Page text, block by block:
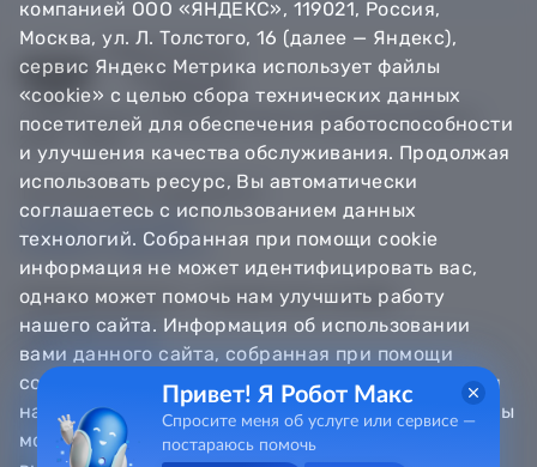
© Департамент информатизации Тюменской области,
Техническая поддержка
Сообщить об ошибке
Направить обращение
Информационно - справочная служба
8 800 100-12-90
8 3452 56-63-30
компанией ООО «ЯНДЕКС», 119021, Россия,
Москва, ул. Л. Толстого, 16 (далее — Яндекс),
сервис Яндекс Метрика использует файлы
«cookie» с целью сбора технических данных
посетителей для обеспечения работоспособности
и улучшения качества обслуживания. Продолжая
использовать ресурс, Вы автоматически
соглашаетесь с использованием данных
технологий. Собранная при помощи cookie
информация не может идентифицировать вас,
однако может помочь нам улучшить работу
нашего сайта. Информация об использовании
вами данного сайта, собранная при помощи
cookie, будет передаваться Яндексу и храниться
на сервере Яндекса в Российской Федерации. Вы
можете отказаться от использования «cookie»,
Привет! Я Робот Макс
Спросите меня об услуге или сервисе —
постараюсь помочь